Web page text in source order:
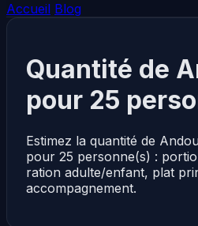
Accueil Blog
Quantité de
pour 25
Estimez la quantité de
pour 25 personne(s) :
ration adulte/enfant, plat
accompagnement.